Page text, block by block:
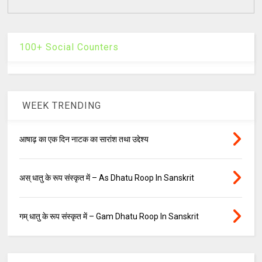
100+ Social Counters
WEEK TRENDING
आषाढ़ का एक दिन नाटक का सारांश तथा उद्देश्य
अस् धातु के रूप संस्कृत में – As Dhatu Roop In Sanskrit
गम् धातु के रूप संस्कृत में – Gam Dhatu Roop In Sanskrit